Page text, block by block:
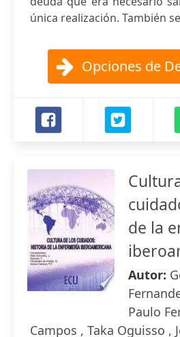
única realización. También
Opciones de
de la
Autor:
Paulo
Campos , Taka Oguisso ,